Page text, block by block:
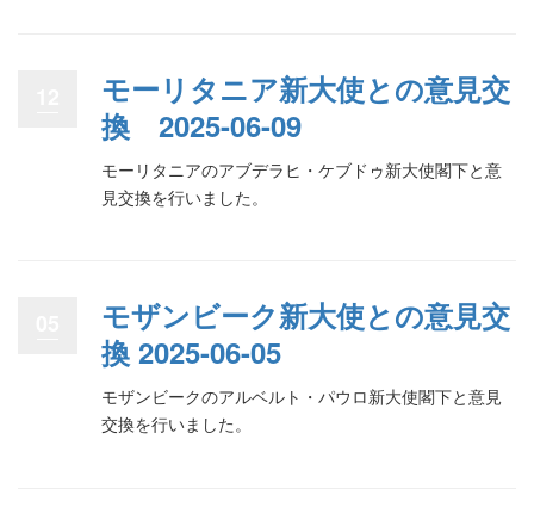
モーリタニア新大使との意見交
換 2025-06-09
モーリタニアのアブデラヒ・ケブドゥ新大使閣下と意
見交換を行いました。
モザンビーク新大使との意見交
換 2025-06-05
モザンビークのアルベルト・パウロ新大使閣下と意見
交換を行いました。